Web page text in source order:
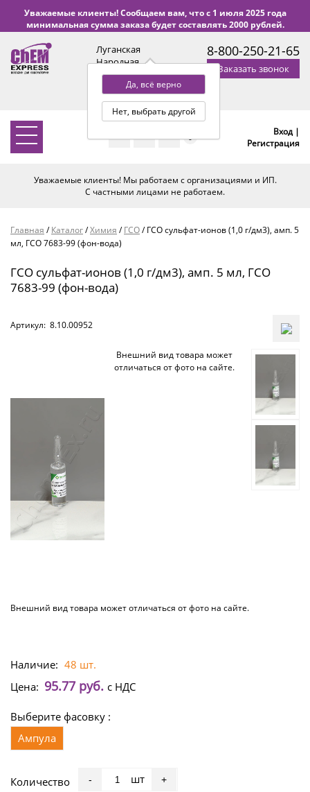
Уважаемые клиенты! Сообщаем вам, что с 1 июля 2025 года
минимальная сумма заказа будет составлять 2000 рублей.
Луганская
Народная
Республика
Да, всё верно
Нет, выбрать другой
с 9:00 до 18:00 по Уфе
(+2 МСК)
8-800-250-21-65
Заказать звонок
0
Вход |
Регистрация
Уважаемые клиенты! Мы работаем с организациями и ИП.
С частными лицами не работаем.
Главная /Каталог/Химия /ГСО/ГСО сульфат-ионов (1,0 г/дм3), амп. 5
мл, ГСО 7683-99 (фон-вода)
ГСО сульфат-ионов (1,0 г/дм3), амп. 5 мл, ГСО
7683-99 (фон-вода)
Артикул: 8.10.00952
Внешний вид товара может
отличаться от фото на сайте.
Внешний вид товара может отличаться от фото на сайте.
Наличие: 48 шт.
Цена: 95.77 руб. с НДС
Выберите фасовку :
Ампула
Количество - шт +